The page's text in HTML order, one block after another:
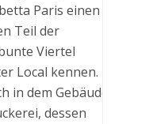
Paris einen
Teil der
Viertel
Local kennen.
in dem Gebäude
dessen